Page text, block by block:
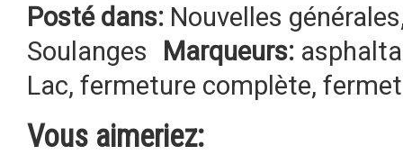
Posté dans: Nouvelles générales
Soulanges
Marqueurs:
Lac, fermeture complète,
Vous aimeriez: